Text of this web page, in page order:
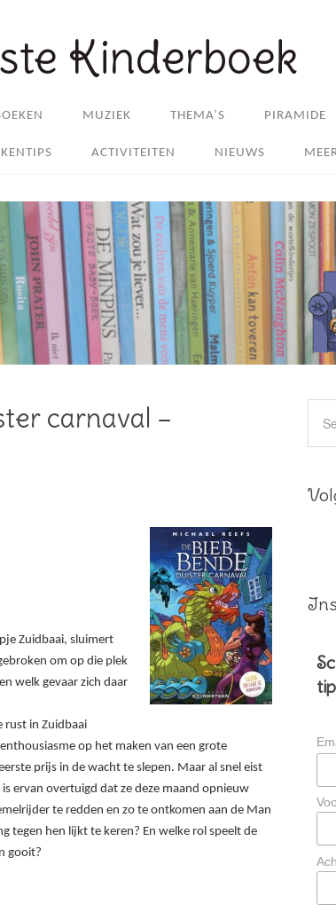
Kinderboek
MUZIEK THEMA’S PIRAMIDE
ACTIVITEITEN NIEUWS
carnaval –
Zuidbaai, sluimert
om op die plek
welk gevaar zich daar
rust in Zuidbaai
op het maken van een grote
prijs in de wacht te slepen. Maar al snel eist
ervan overtuigd dat ze deze maand opnieuw
te redden en zo te ontkomen aan de Man
tegen hen lijkt te keren? En welke rol speelt de
gooit?